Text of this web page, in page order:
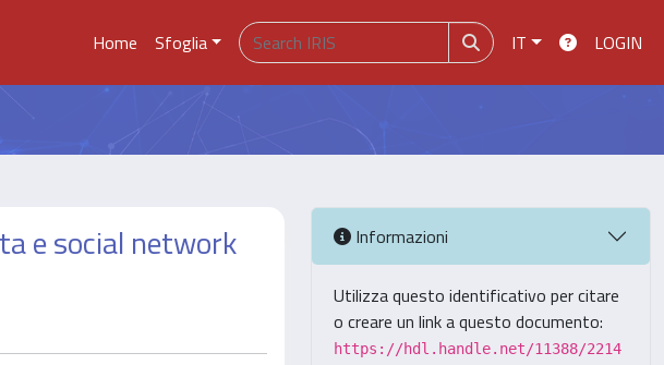
Home Sfoglia IT LOGIN
e social network Informazioni
Utilizza questo identificativo per citare
o creare un link a questo documento:
https://hdl.handle.net/11388/2214